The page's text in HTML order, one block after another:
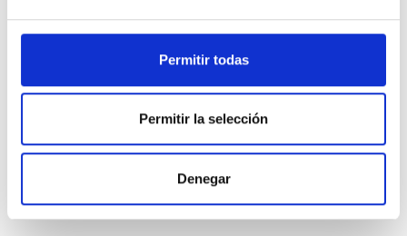
Permitir todas
Permitir la selección
Denegar
cual refleja únicamente Tus Pensamientos, así
Concédaseme recordar que son